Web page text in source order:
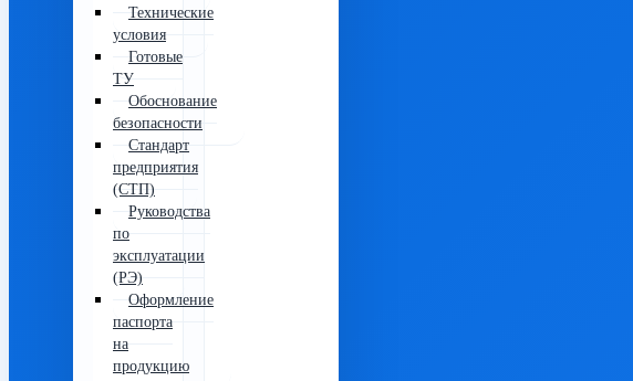
Технические
условия
Готовые
ТУ
Обоснование
безопасности
Стандарт
предприятия
(СТП)
Руководства
по
эксплуатации
(РЭ)
Оформление
паспорта
на
продукцию